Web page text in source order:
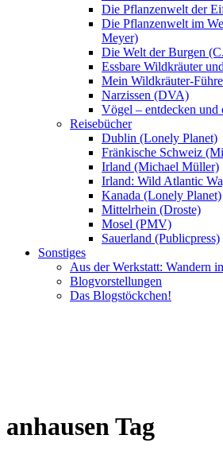
Die Pflanzenwelt der
Die Pflanzenwelt im
Meyer)
Die Welt der Burgen
Essbare Wildkräuter
Mein Wildkräuter-
Narzissen (DVA)
Vögel – entdecken
Reisebücher
Dublin (Lonely Planet)
Fränkische Schweiz
Irland (Michael Müller)
Irland: Wild Atlantic
Kanada (Lonely Planet)
Mittelrhein (Droste)
Mosel (PMV)
Sauerland (Publicpress)
Sonstiges
Aus der Werkstatt: Wandern
Blogvorstellungen
Das Blogstöckchen!
anhausen Tag